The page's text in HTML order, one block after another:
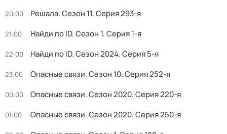
20:00 Решала. Сезон 11. Серия 293-я
21:00 Найди по ID. Сезон 1. Серия 1-я
22:00 Найди по ID. Сезон 2024. Серия 5-я
23:00 Опасные связи. Сезон 10. Серия 252-я
00:00 Опасные связи. Сезон 2020. Серия 220-я
01:00 Опасные связи. Сезон 2020. Серия 250-я